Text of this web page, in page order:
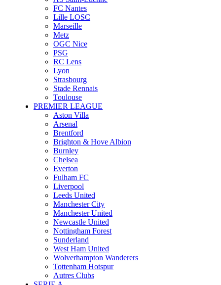
FC Nantes
Lille LOSC
Marseille
Metz
OGC Nice
PSG
RC Lens
Lyon
Strasbourg
Stade Rennais
Toulouse
PREMIER LEAGUE
Aston Villa
Arsenal
Brentford
Brighton & Hove Albion
Burnley
Chelsea
Everton
Fulham FC
Liverpool
Leeds United
Manchester City
Manchester United
Newcastle United
Nottingham Forest
Sunderland
West Ham United
Wolverhampton Wanderers
Tottenham Hotspur
Autres Clubs